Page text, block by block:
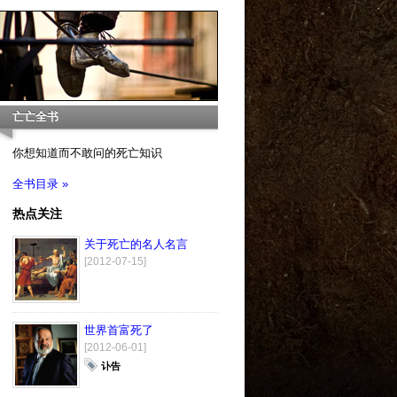
亡亡全书
你想知道而不敢问的死亡知识
全书目录 »
热点关注
关于死亡的名人名言
[2012-07-15]
世界首富死了
[2012-06-01]
讣告